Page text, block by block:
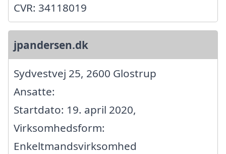
CVR: 34118019
jpandersen.dk
Sydvestvej 25, 2600 Glostrup
Ansatte:
Startdato: 19. april 2020,
Virksomhedsform:
Enkeltmandsvirksomhed